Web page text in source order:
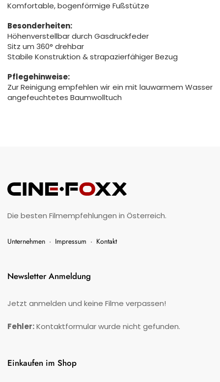
Komfortable, bogenförmige Fußstütze
Besonderheiten:
Höhenverstellbar durch Gasdruckfeder
Sitz um 360° drehbar
Stabile Konstruktion & strapazierfähiger Bezug
Pflegehinweise:
Zur Reinigung empfehlen wir ein mit lauwarmem Wasser
angefeuchtetes Baumwolltuch
Die besten Filmempfehlungen in Österreich.
Unternehmen · Impressum · Kontakt
Newsletter Anmeldung
Jetzt anmelden und keine Filme verpassen!
Fehler:Kontaktformular wurde nicht gefunden.
Einkaufen im Shop